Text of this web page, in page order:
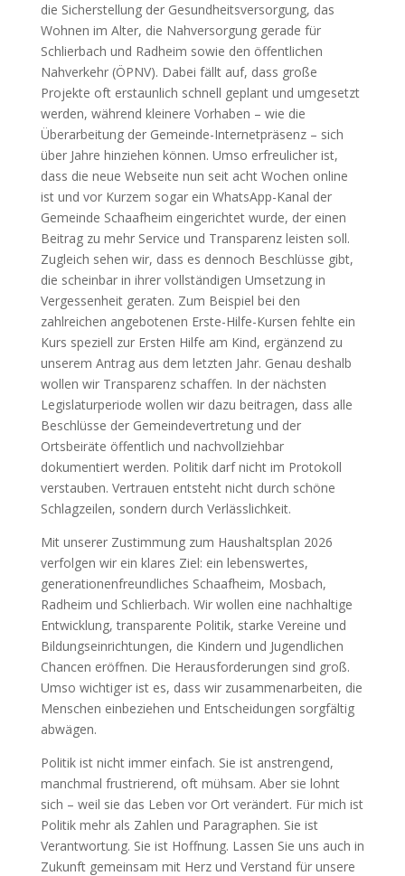
die Sicherstellung der Gesundheitsversorgung, das
Wohnen im Alter, die Nahversorgung gerade für
Schlierbach und Radheim sowie den öffentlichen
Nahverkehr (ÖPNV). Dabei fällt auf, dass große
Projekte oft erstaunlich schnell geplant und umgesetzt
werden, während kleinere Vorhaben – wie die
Überarbeitung der Gemeinde-Internetpräsenz – sich
über Jahre hinziehen können. Umso erfreulicher ist,
dass die neue Webseite nun seit acht Wochen online
ist und vor Kurzem sogar ein WhatsApp-Kanal der
Gemeinde Schaafheim eingerichtet wurde, der einen
Beitrag zu mehr Service und Transparenz leisten soll.
Zugleich sehen wir, dass es dennoch Beschlüsse gibt,
die scheinbar in ihrer vollständigen Umsetzung in
Vergessenheit geraten. Zum Beispiel bei den
zahlreichen angebotenen Erste-Hilfe-Kursen fehlte ein
Kurs speziell zur Ersten Hilfe am Kind, ergänzend zu
unserem Antrag aus dem letzten Jahr. Genau deshalb
wollen wir Transparenz schaffen. In der nächsten
Legislaturperiode wollen wir dazu beitragen, dass alle
Beschlüsse der Gemeindevertretung und der
Ortsbeiräte öffentlich und nachvollziehbar
dokumentiert werden. Politik darf nicht im Protokoll
verstauben. Vertrauen entsteht nicht durch schöne
Schlagzeilen, sondern durch Verlässlichkeit.
Mit unserer Zustimmung zum Haushaltsplan 2026
verfolgen wir ein klares Ziel: ein lebenswertes,
generationenfreundliches Schaafheim, Mosbach,
Radheim und Schlierbach. Wir wollen eine nachhaltige
Entwicklung, transparente Politik, starke Vereine und
Bildungseinrichtungen, die Kindern und Jugendlichen
Chancen eröffnen. Die Herausforderungen sind groß.
Umso wichtiger ist es, dass wir zusammenarbeiten, die
Menschen einbeziehen und Entscheidungen sorgfältig
abwägen.
Politik ist nicht immer einfach. Sie ist anstrengend,
manchmal frustrierend, oft mühsam. Aber sie lohnt
sich – weil sie das Leben vor Ort verändert. Für mich ist
Politik mehr als Zahlen und Paragraphen. Sie ist
Verantwortung. Sie ist Hoffnung. Lassen Sie uns auch in
Zukunft gemeinsam mit Herz und Verstand für unsere